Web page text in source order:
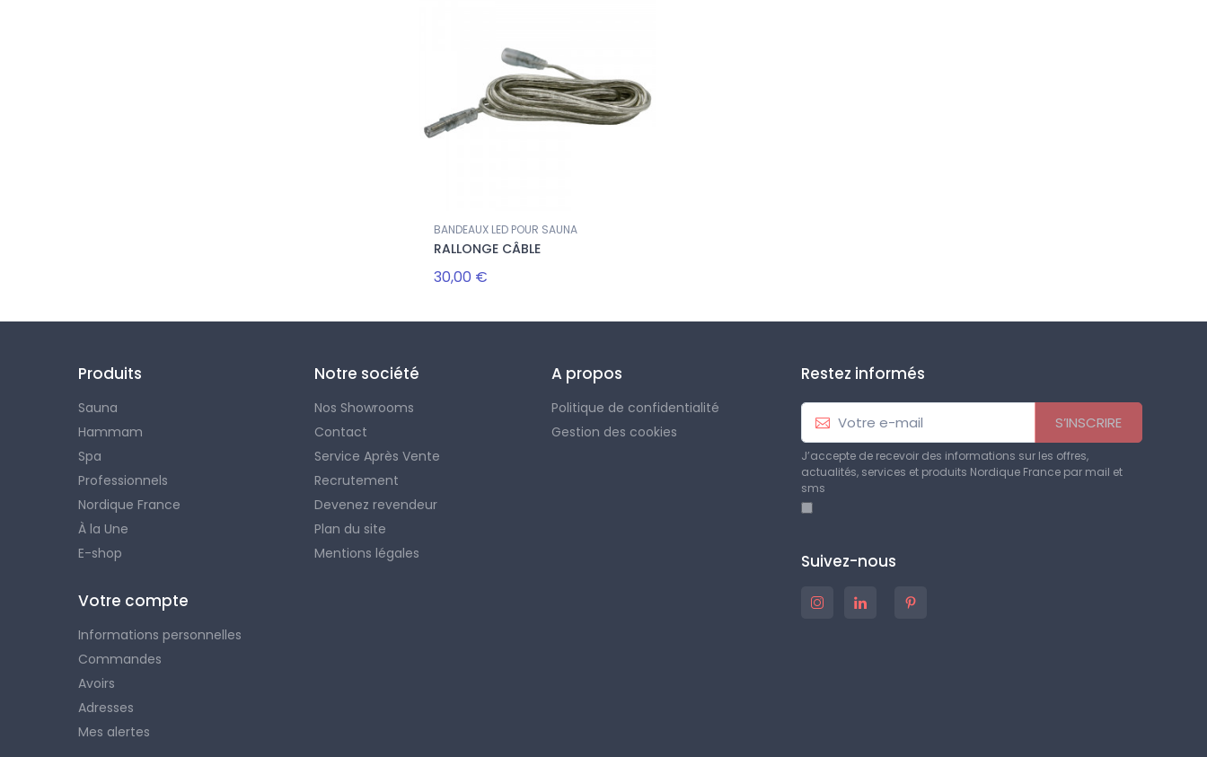
BANDEAUX LED POUR SAUNA
RALLONGE CÂBLE
30,00 €
Produits
Sauna
Hammam
Spa
Professionnels
Nordique France
À la Une
E-shop
Notre société
Nos Showrooms
Contact
Service Après Vente
Recrutement
Devenez revendeur
Plan du site
Mentions légales
A propos
Politique de confidentialité
Gestion des cookies
Votre compte
Informations personnelles
Commandes
Avoirs
Adresses
Mes alertes
Restez informés
S’INSCRIRE
J’accepte de recevoir des informations sur les offres,
actualités, services et produits Nordique France par mail et
sms
Suivez-nous